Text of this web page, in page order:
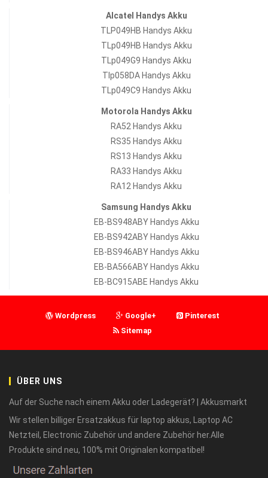
Alcatel Handys Akku
TLP049HB Handys Akku
TLp049HB Handys Akku
TLp049G9 Handys Akku
Tlp058DA Handys Akku
TLp049C9 Handys Akku
Motorola Handys Akku
RA52 Handys Akku
RS35 Handys Akku
RS13 Handys Akku
RA33 Handys Akku
RA12 Handys Akku
Samsung Handys Akku
EB-BS948ABY Handys Akku
EB-BS942ABY Handys Akku
EB-BS946ABY Handys Akku
EB-BA566ABY Handys Akku
EB-BC915ABE Handys Akku
Wordpress Google+
Pinterest
Sitemap
ÜBER UNS
Auf der Suche nach einem Akku oder Ladegerät? | Akkusmarkt
Wir stellen billiger Ersatzakkus für laptop akkus, Laptop AC
Netzteil, Electronic Zubehör und andere Zubehör her.Alle
Produkte sind neu, 100% mit Originalen kompatibel!